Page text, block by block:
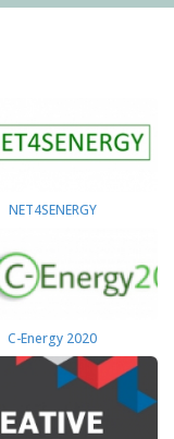
NET4SENERGY
C-Energy 2020